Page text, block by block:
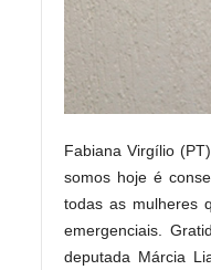
Fabiana Virgílio
somos hoje é
todas as mulheres
emergenciais.
deputada Márcia